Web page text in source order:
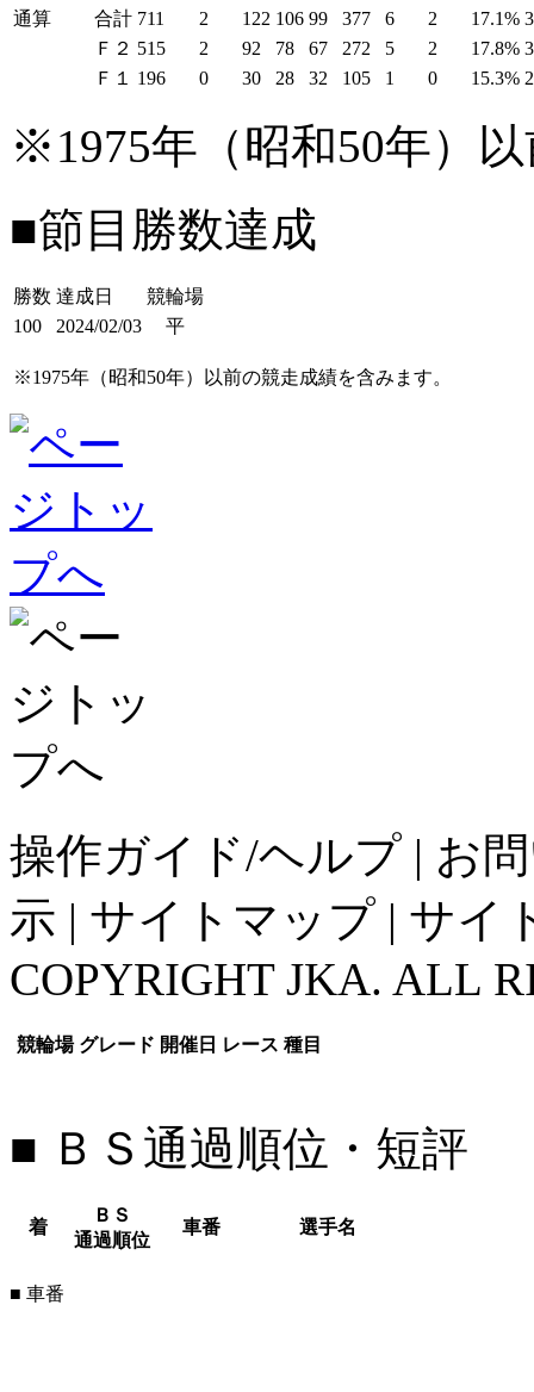
通算
合計 711 2 122 106 99 377 6 2 17.1%
Ｆ２ 515 2 92 78 67 272 5 2 17.8%
Ｆ１
196 0 30 28 32 105 1 0 15.3%
※1975年（昭和50年）
■節目勝数達成
勝数 達成日
競輪場
100
2024/02/03 平
※1975年（昭和50年）以前の競走成績を含みます。
操作ガイド/ヘルプ | お
示 | サイトマップ | サイ
COPYRIGHT JKA. ALL
競輪場 グレード 開催日 レース 種目
■ ＢＳ通過順位・短評
着
ＢＳ
通過順位
車番 選手名
■ 車番